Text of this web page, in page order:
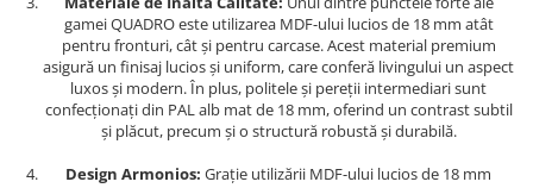
gamei QUADRO este utilizarea MDF-ului lucios de 18 mm atât
pentru fronturi, cât și pentru carcase. Acest material premium
asigură un finisaj lucios și uniform, care conferă livingului un aspect
luxos și modern. În plus, politele și pereții intermediari sunt
confecționați din PAL alb mat de 18 mm, oferind un contrast subtil
și plăcut, precum și o structură robustă și durabilă.
Design Armonios: Grație utilizării MDF-ului lucios de 18 mm